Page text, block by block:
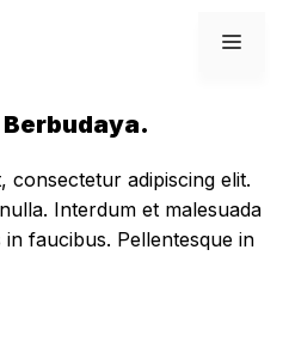
consectetur adipiscing elit.
Interdum et malesuada
faucibus. Pellentesque in